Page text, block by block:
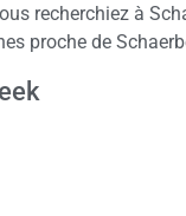
recherchiez à
proche de